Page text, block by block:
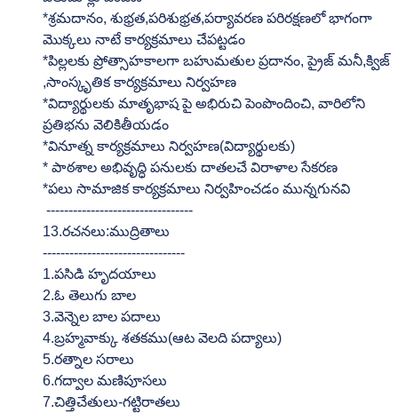
*శ్రమదానం, శుభ్రత,పరిశుభ్రత,పర్యావరణ పరిరక్షణలో భాగంగా
మొక్కలు నాటే కార్యక్రమాలు చేపట్టడం
*పిల్లలకు ప్రోత్సాహకాలగా బహుమతుల ప్రదానం, ప్రైజ్ మనీ,క్విజ్
,సాంస్కృతిక కార్యక్రమాలు నిర్వహణ
*విద్యార్థులకు మాతృభాష పై అభిరుచి పెంపొందించి, వారిలోని
ప్రతిభను వెలికితీయడం
*వినూత్న కార్యక్రమాలు నిర్వహణ(విద్యార్థులకు)
* పాఠశాల అభివృద్ధి పనులకు దాతలచే విరాళాల సేకరణ
*పలు సామాజిక కార్యక్రమాలు నిర్వహించడం మున్నగునవి
---------------------------------
13.రచనలు:ముద్రితాలు
--------------------------------
1.పసిడి హృదయాలు
2.ఓ తెలుగు బాల
3.వెన్నెల బాల పదాలు
4.బ్రహ్మవాక్కు శతకము(ఆట వెలది పద్యాలు)
5.రత్నాల సరాలు
6.గద్వాల మణిపూసలు
7.చిత్తిచేతులు-గట్టిరాతలు